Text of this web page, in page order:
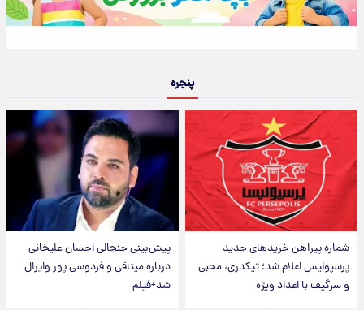
پنجره
شماره پیراهن خریدهای جدید
پرسپولیس اعلام شد؛ تیکدری، محبی
و سرگیف با اعداد ویژه
پیش‌بینی جنجالی احسان علیخانی
درباره میثاقی و فردوسی پور وایرال
شد+فیلم